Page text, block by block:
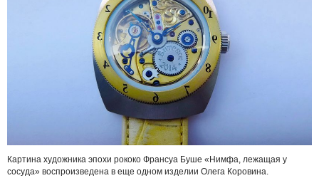
Картина художника эпохи рококо Франсуа Буше «Нимфа, лежащая у
сосуда» воспроизведена в еще одном изделии Олега Коровина.